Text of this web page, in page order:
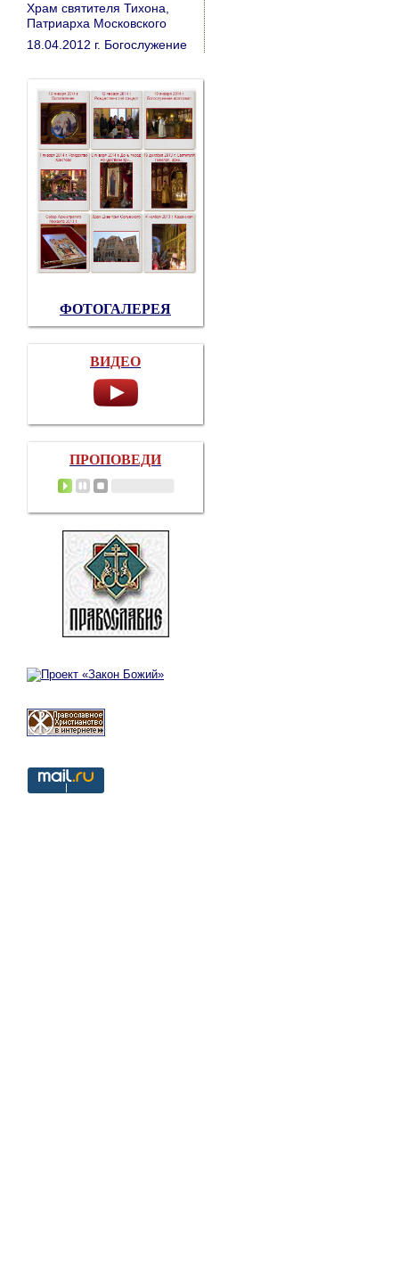
Храм святителя Тихона,
Патриарха Московского
18.04.2012 г. Богослужение
ФОТОГАЛЕРЕЯ
ВИДЕО
ПРОПОВЕДИ